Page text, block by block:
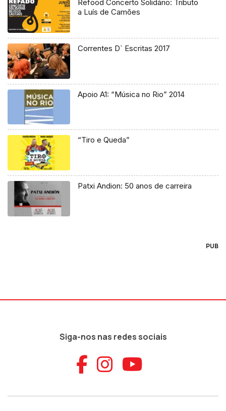
Refood Concerto Solidário: Tributo
a Luís de Camões
Correntes D` Escritas 2017
Apoio A1: “Música no Rio” 2014
“Tiro e Queda”
Patxi Andion: 50 anos de carreira
PUB
Siga-nos nas redes sociais
Aceder ao
Aceder ao
Aceder